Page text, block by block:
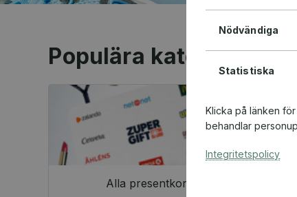
Nödvändiga
Statistiska
Klicka på länken
behandlar
Integritetspolicy
Populära kategorier
Alla presentkort